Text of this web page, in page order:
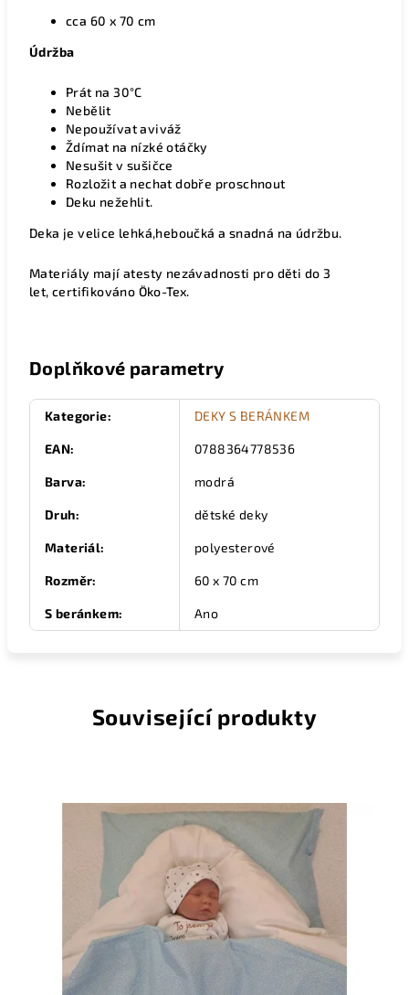
cca 60 x 70 cm
Údržba
Prát na 30°C
Nebělit
Nepoužívat aviváž
Ždímat na nízké otáčky
Nesušit v sušičce
Rozložit a nechat dobře proschnout
Deku nežehlit.
Deka je velice lehká,heboučká a snadná na údržbu.
Materiály mají atesty nezávadnosti pro děti do 3
let, certifikováno Öko-Tex.
Doplňkové parametry
Kategorie: DEKY S BERÁNKEM
EAN: 0788364778536
Barva: modrá
Druh: dětské deky
Materiál: polyesterové
Rozměr: 60 x 70 cm
S beránkem: Ano
Související produkty